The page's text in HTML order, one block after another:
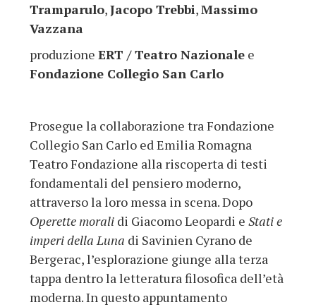
Tramparulo,Jacopo Trebbi,Massimo
Vazzana
produzione ERT / Teatro Nazionale e
Fondazione Collegio San Carlo
Prosegue la collaborazione tra Fondazione
Collegio San Carlo ed Emilia Romagna
Teatro Fondazione alla riscoperta di testi
fondamentali del pensiero moderno,
attraverso la loro messa in scena. Dopo
Operette morali di Giacomo Leopardi e Stati e
imperi della Luna di Savinien Cyrano de
Bergerac, l’esplorazione giunge alla terza
tappa dentro la letteratura filosofica dell’età
moderna. In questo appuntamento